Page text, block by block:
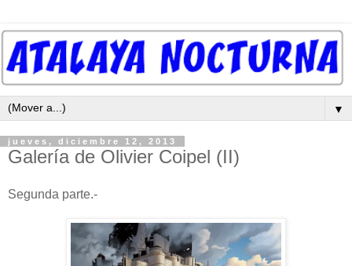
▼
jueves, diciembre 12, 2013
Galería de Olivier Coipel (II)
Segunda parte.-